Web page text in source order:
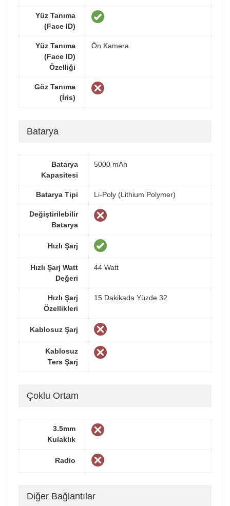
Yüz Tanıma
(Face ID)
Yüz Tanıma
(Face ID)
Özelliği
Ön Kamera
Göz Tanıma
(İris)
Batarya
Batarya
Kapasitesi
5000 mAh
Batarya Tipi Li-Poly (Lithium Polymer)
Değiştirilebilir
Batarya
Hızlı Şarj
Hızlı Şarj Watt
Değeri
44 Watt
Hızlı Şarj
Özellikleri
15 Dakikada Yüzde 32
Kablosuz Şarj
Kablosuz
Ters Şarj
Çoklu Ortam
3.5mm
Kulaklık
Radio
Diğer Bağlantılar